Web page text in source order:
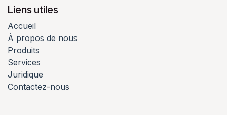
Liens utiles
Accueil
À propos de nous
Produits
Services
Juridique
Contactez-nous